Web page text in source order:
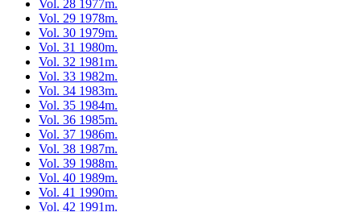
Vol. 28 1977m.
Vol. 29 1978m.
Vol. 30 1979m.
Vol. 31 1980m.
Vol. 32 1981m.
Vol. 33 1982m.
Vol. 34 1983m.
Vol. 35 1984m.
Vol. 36 1985m.
Vol. 37 1986m.
Vol. 38 1987m.
Vol. 39 1988m.
Vol. 40 1989m.
Vol. 41 1990m.
Vol. 42 1991m.